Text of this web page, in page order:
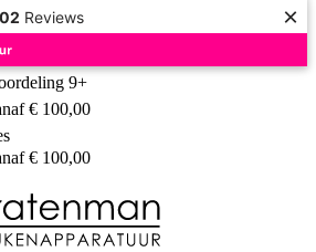
Reviews ×
9+
€ 100,00
€ 100,00